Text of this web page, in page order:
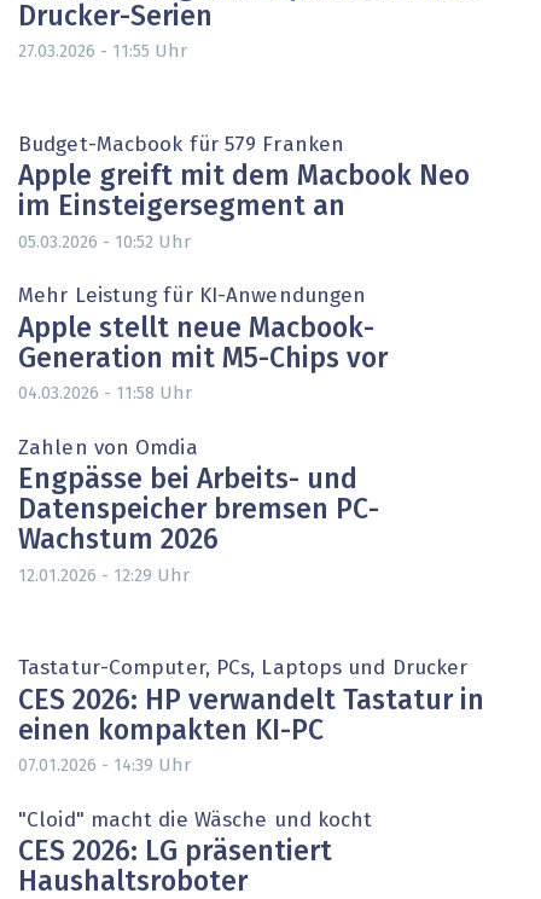
Drucker-Serien
27.03.2026 - 11:55 Uhr
Budget-Macbook für 579 Franken
Apple greift mit dem Macbook Neo
im Einsteigersegment an
05.03.2026 - 10:52 Uhr
Mehr Leistung für KI-Anwendungen
Apple stellt neue Macbook-
Generation mit M5-Chips vor
04.03.2026 - 11:58 Uhr
Zahlen von Omdia
Engpässe bei Arbeits- und
Datenspeicher bremsen PC-
Wachstum 2026
12.01.2026 - 12:29 Uhr
Tastatur-Computer, PCs, Laptops und Drucker
CES 2026: HP verwandelt Tastatur in
einen kompakten KI-PC
07.01.2026 - 14:39 Uhr
"Cloid" macht die Wäsche und kocht
CES 2026: LG präsentiert
Haushaltsroboter